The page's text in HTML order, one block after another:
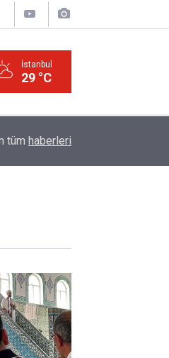
İstanbul
29 °C
kendine oku kendine, başkasına
tüm haberleri